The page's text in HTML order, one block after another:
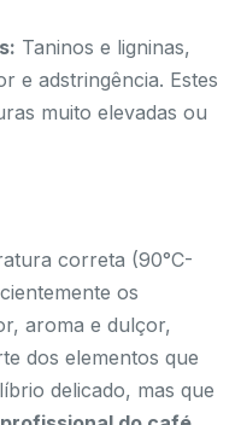
Taninos e ligninas,
e adstringência. Estes
muito elevadas ou
correta (90°C-
os
aroma e dulçor,
dos elementos que
delicado, mas que